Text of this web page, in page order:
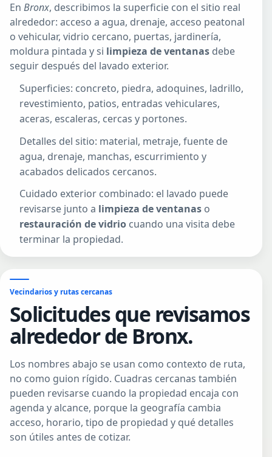
En Bronx, describimos la superficie con el sitio real
alrededor: acceso a agua, drenaje, acceso peatonal
o vehicular, vidrio cercano, puertas, jardinería,
moldura pintada y si limpieza de ventanas debe
seguir después del lavado exterior.
Superficies: concreto, piedra, adoquines, ladrillo,
revestimiento, patios, entradas vehiculares,
aceras, escaleras, cercas y portones.
Detalles del sitio: material, metraje, fuente de
agua, drenaje, manchas, escurrimiento y
acabados delicados cercanos.
Cuidado exterior combinado: el lavado puede
revisarse junto a limpieza de ventanas o
restauración de vidrio cuando una visita debe
terminar la propiedad.
Vecindarios y rutas cercanas
Solicitudes que revisamos
alrededor de Bronx.
Los nombres abajo se usan como contexto de ruta,
no como guion rígido. Cuadras cercanas también
pueden revisarse cuando la propiedad encaja con
agenda y alcance, porque la geografía cambia
acceso, horario, tipo de propiedad y qué detalles
son útiles antes de cotizar.